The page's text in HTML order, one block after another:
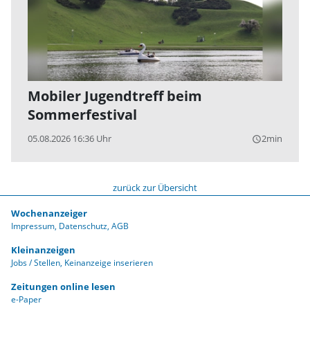
Mobiler Jugendtreff beim
Sommerfestival
05.08.2026 16:36 Uhr query_builder2min
zurück zur Übersicht
Wochenanzeiger
Impressum Datenschutz AGB
Kleinanzeigen
Jobs / Stellen Keinanzeige inserieren
Zeitungen online lesen
e-Paper